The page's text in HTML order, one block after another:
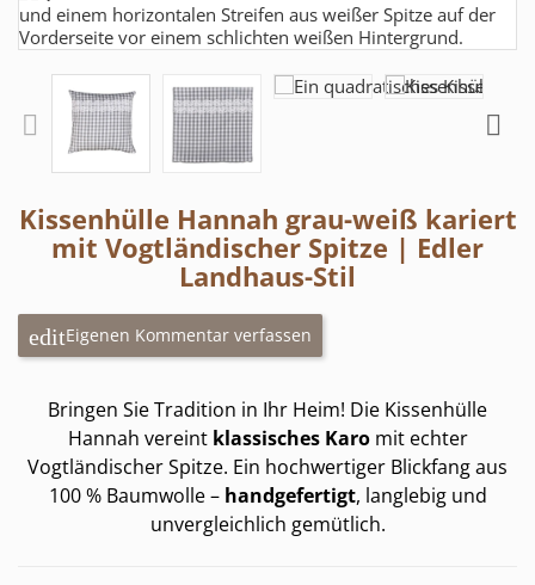
Kissenhülle Hannah grau-weiß kariert
mit Vogtländischer Spitze | Edler
Landhaus-Stil
Eigenen Kommentar verfassen
Bringen Sie Tradition in Ihr Heim! Die Kissenhülle
Hannah vereint klassisches Karomit echter
Vogtländischer Spitze. Ein hochwertiger Blickfang aus
100 % Baumwolle – handgefertigt, langlebig und
unvergleichlich gemütlich.